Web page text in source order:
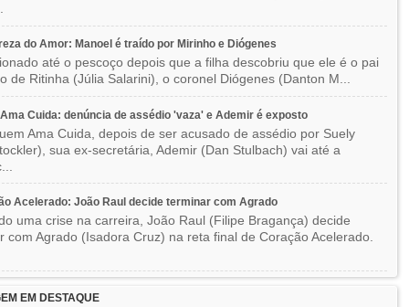
do Amor: Manoel é traído por Mirinho e Diógenes
até o pescoço depois que a filha descobriu que ele é o pai
de Ritinha (Júlia Salarini), o coronel Diógenes (Danton M...
Cuida: denúncia de assédio 'vaza' e Ademir é exposto
Ama Cuida, depois de ser acusado de assédio por Suely
sua ex-secretária, Ademir (Dan Stulbach) vai até a
Acelerado: João Raul decide terminar com Agrado
uma crise na carreira, João Raul (Filipe Bragança) decide
com Agrado (Isadora Cruz) na reta final de Coração Acelerado.
EM DESTAQUE